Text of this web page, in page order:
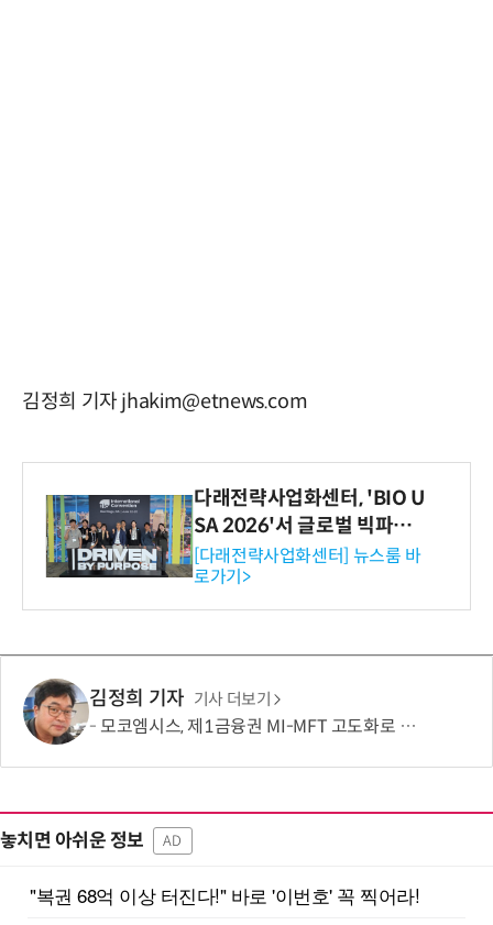
김정희 기자 jhakim@etnews.com
다래전략사업화센터, 'BIO U
SA 2026'서 글로벌 빅파마
와의 비즈니스 미팅 지원…K
-바이오 해외 진출 교두보 확
보
[다래전략사업화센터] 뉴스룸 바
로가기>
김정희 기자 기사 더보기
모코엠시스, 제1금융권 MI-MFT 고도화로 대규모 인프라 통합 역량 입증
놓치면 아쉬운 정보 AD